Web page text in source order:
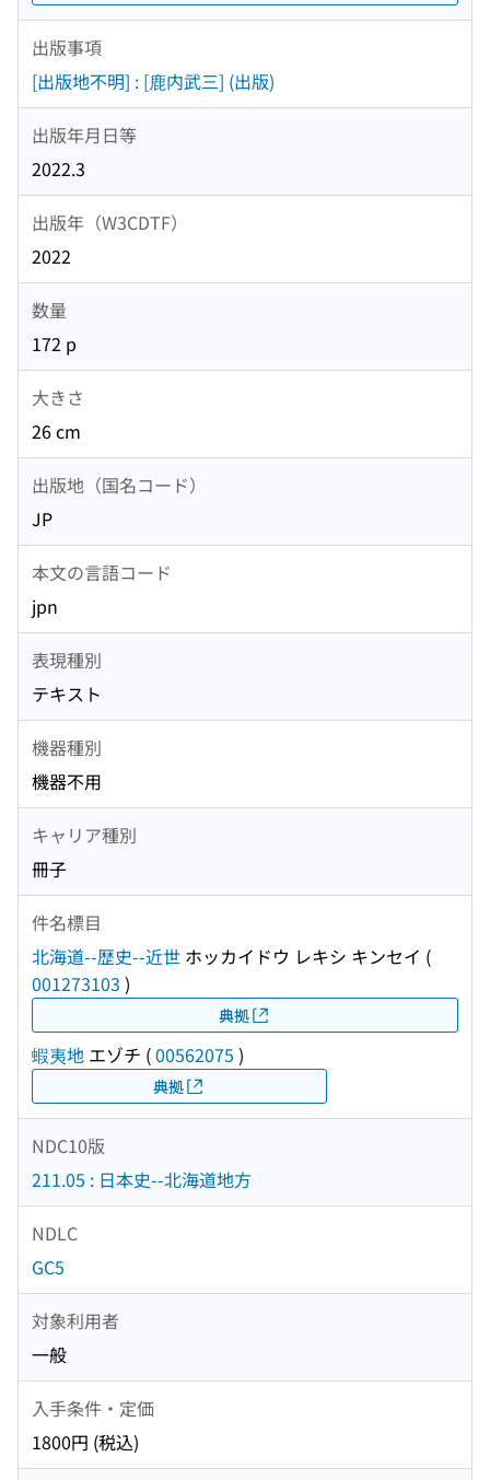
出版事項
[出版地不明] : [鹿内武三] (出版)
出版年月日等
2022.3
出版年（W3CDTF）
2022
数量
172 p
大きさ
26 cm
出版地（国名コード）
JP
本文の言語コード
jpn
表現種別
テキスト
機器種別
機器不用
キャリア種別
冊子
件名標目
北海道--歴史--近世 ホッカイドウ レキシ キンセイ (
001273103 )
典拠
蝦夷地 エゾチ (00562075 )
典拠
NDC10版
211.05 : 日本史--北海道地方
NDLC
GC5
対象利用者
一般
入手条件・定価
1800円 (税込)